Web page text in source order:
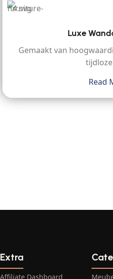
Luxe
Gemaakt van
Read
Extra
Affiliate Dashboard